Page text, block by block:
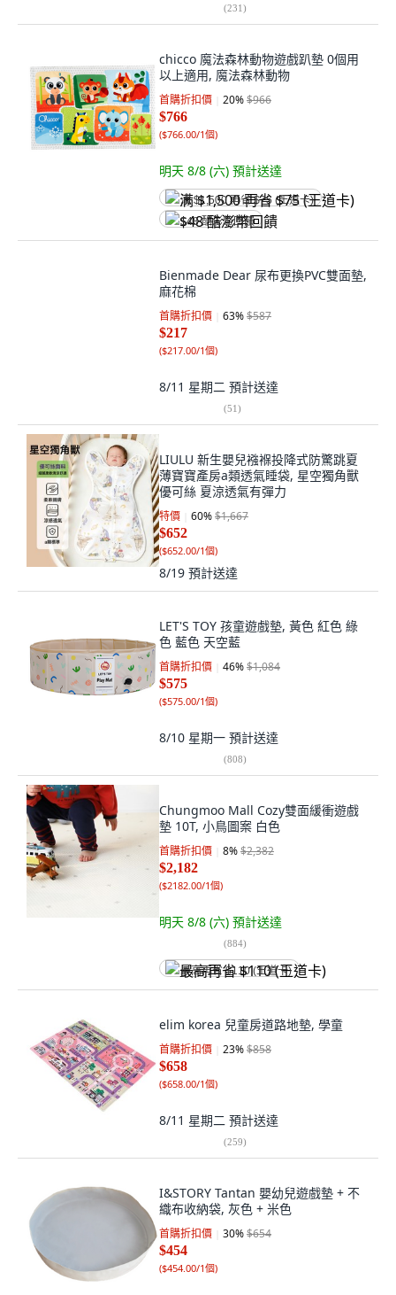
(231)
chicco 魔法森林動物遊戲趴墊 0個用
以上適用, 魔法森林動物
首購折扣價 20%$966
$766
($766.00/1個)
明天 8/8 (六) 預計送達
满 $1,500 再省 $75 (王道卡)
$48 酷澎幣回饋
Bienmade Dear 尿布更換PVC雙面墊,
麻花棉
首購折扣價 63%$587
$217
($217.00/1個)
8/11 星期二 預計送達
(51)
LIULU 新生嬰兒襁褓投降式防驚跳夏
薄寶寶產房a類透氣睡袋, 星空獨角獸
優可絲 夏涼透氣有彈力
特價 60%$1,667
$652
($652.00/1個)
8/19 預計送達
LET'S TOY 孩童遊戲墊, 黃色 紅色 綠
色 藍色 天空藍
首購折扣價 46%$1,084
$575
($575.00/1個)
8/10 星期一 預計送達
(808)
Chungmoo Mall Cozy雙面緩衝遊戲
墊 10T, 小鳥圖案 白色
首購折扣價 8%$2,382
$2,182
($2182.00/1個)
明天 8/8 (六) 預計送達
(884)
最高再省 $110 (王道卡)
elim korea 兒童房道路地墊, 學童
首購折扣價 23%$858
$658
($658.00/1個)
8/11 星期二 預計送達
(259)
I&STORY Tantan 嬰幼兒遊戲墊 + 不
織布收納袋, 灰色 + 米色
首購折扣價 30%$654
$454
($454.00/1個)